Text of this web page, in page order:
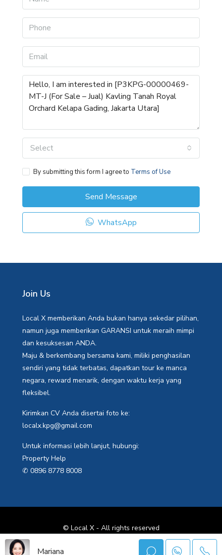
Select
By submitting this form I agree to Terms of Use
Send Message
WhatsApp
Join Us
Local X memberikan Anda bukan hanya sekedar pilihan,
namun juga memberikan GARANSI untuk meraih mimpi
dan kesuksesan ANDA.
Maju & berkembang bersama kami, miliki penghasilan
sendiri yang tidak terbatas, dapatkan tour ke manca
negara, reward menarik, dengan waktu kerja yang
fleksibel.
Kirimkan CV Anda disertai foto ke:
localx.kpg@gmail.com
Untuk informasi lebih lanjut, hubungi:
Property Help
✆ 0896 8778 8008
© Local X - All rights reserved
Mariana